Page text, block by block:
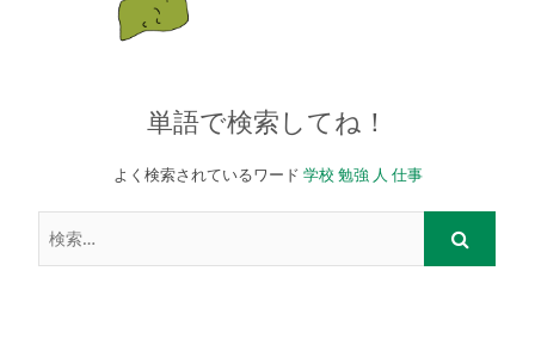
単語で検索してね！
よく検索されているワード 学校 勉強 人 仕事